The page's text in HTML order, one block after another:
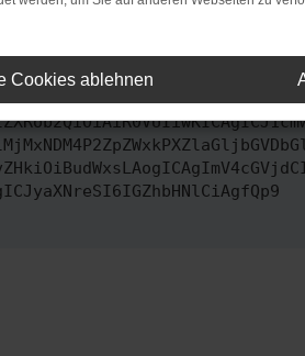
versuchen, das Problem zu
Cookies ablehnen